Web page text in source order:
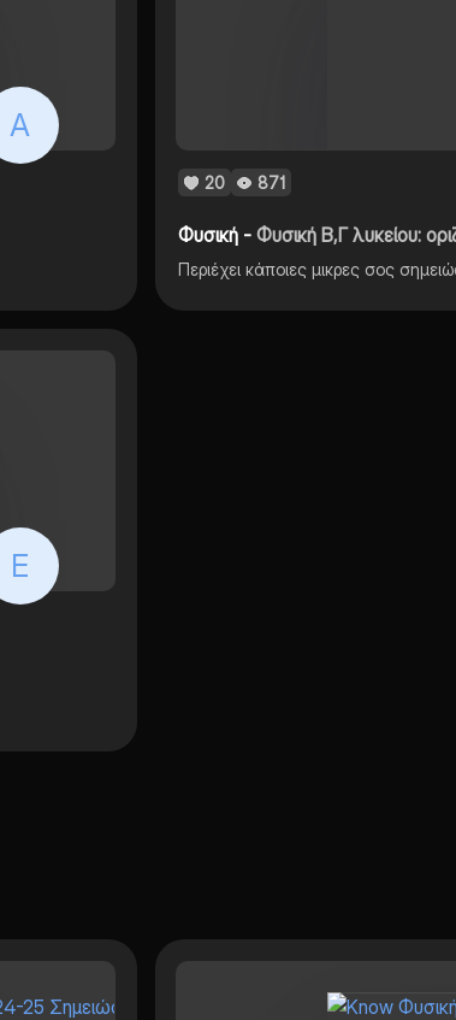
A
20 871
Φυσική - Φυσική Β,Γ λυκείου:
Περιέχει κάποιες μικρες σος
E